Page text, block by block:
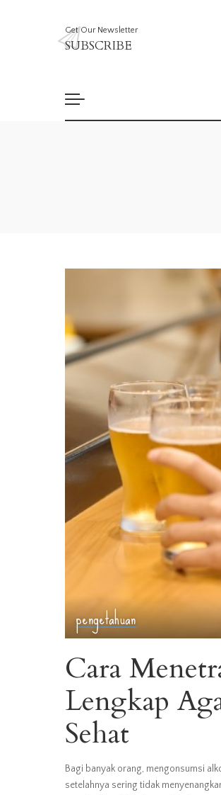
Get Our Newsletter
SUBSCRIBE
pengetahuan
Cara
Lengkap
Sehat
Bagi banyak orang, mengonsumsi
setelahnya sering tidak